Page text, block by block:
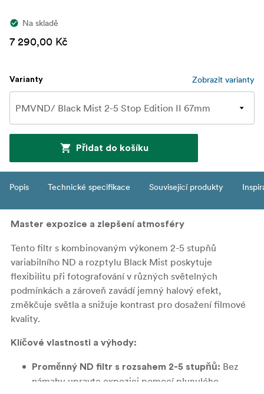
Na skladě
7 290,00 Kč
Varianty Zobrazit varianty
Přidat do košíku
Popis Technické specifikace Související produkty
Master expozice a zlepšení atmosféry
Tento filtr s kombinovaným výkonem 2-5 stupňů
variabilního ND a rozptylu Black Mist poskytuje
flexibilitu při fotografování v různých světelných
podmínkách a zároveň zavádí jemný halový efekt,
změkčuje světla a snižuje kontrast pro dosažení filmové
kvality.
Klíčové vlastnosti a výhody:
Proměnný ND filtr s rozsahem 2-5 stupňů: Bez
námahy upravte expozici pomocí plynulého